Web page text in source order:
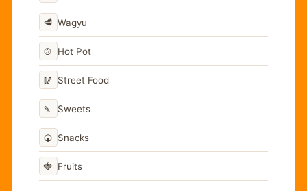
🥩 Wagyu
🍲 Hot Pot
🥢 Street Food
🍡 Sweets
🍘 Snacks
🍓 Fruits